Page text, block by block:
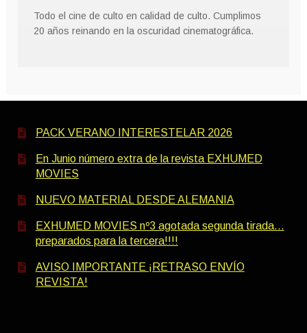
Todo el cine de culto en calidad de culto. Cumplimos
20 años reinando en la oscuridad cinematográfica.
PACK VERANO INTERESTELAR 2026
En Junio número extra de la revista EXHUMED
MOVIES
NUEVO MATERIAL DESDE ALEMANIA
EXHUMED MOVIES nº3 agotada segunda tirada…
preparados para la tercera!!!!
AVISO IMPORTANTE ¡RETRASO ENVÍO
REVISTA!